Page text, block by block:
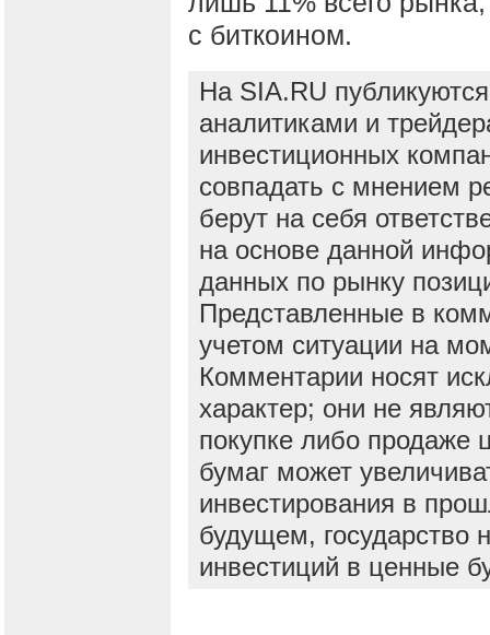
с биткоином.
На SIA.RU
аналитиками и
инвестиционных
совпадать с мнением
берут на себя
на основе данной
данных по рынку
Представленные в
учетом ситуации на
Комментарии носят
характер; они не
покупке либо продаже
бумаг может
инвестирования в
будущем, государство
инвестиций в ценные